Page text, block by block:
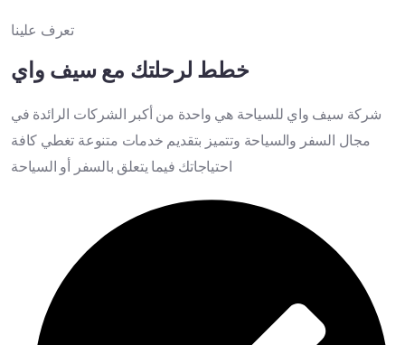
تعرف علينا
خطط لرحلتك مع سيف واي
شركة سيف واي للسياحة هي واحدة من أكبر الشركات الرائدة في
مجال السفر والسياحة وتتميز بتقديم خدمات متنوعة تغطي كافة
احتياجاتك فيما يتعلق بالسفر أو السياحة